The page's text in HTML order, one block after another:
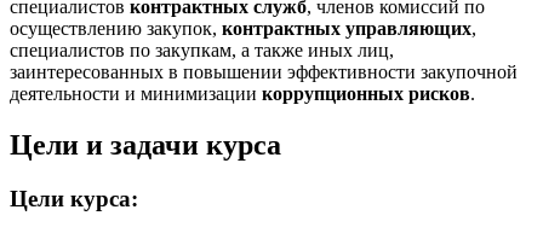
специалистов контрактных служб, членов комиссий по
осуществлению закупок, контрактных управляющих,
специалистов по закупкам, а также иных лиц,
заинтересованных в повышении эффективности закупочной
деятельности и минимизации коррупционных рисков.
Цели и задачи курса
Цели курса: